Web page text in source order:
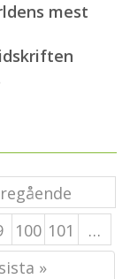
mest
100 101
…
sista »